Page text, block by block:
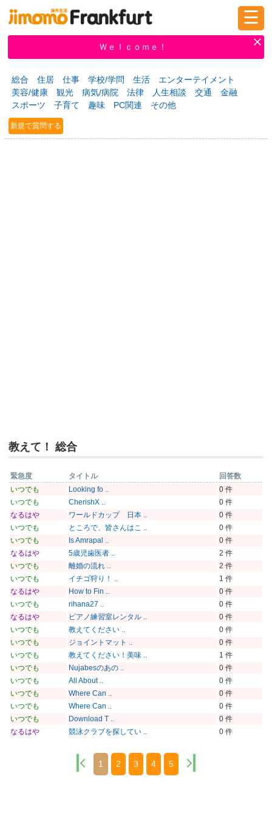
新規登録
掲示板 タウン情報 教えて！
ニュース イベント 求人
☰
Ｗｅｌｃｏｍｅ！
総合 住居 仕事 学校/学問 生活
エンターテイメント
美容/健康
観光 病気/病院 法律 人生相談 交通
金融
スポーツ
子育て 趣味 PC関連 その他
新規で質問する
教えて！ 総合
緊急度 タイトル
回答数
いつでも
Looking fo ..
0 件
いつでも
CherishX ..
0 件
なるはや
ワールドカップ 日本 ..
0 件
いつでも
ところで、皆さんはこ ..
0 件
いつでも
Is Amrapal ..
0 件
なるはや
5歳児歯医者 ..
2 件
いつでも
離婚の流れ ..
2 件
いつでも
イチゴ狩り！ ..
1 件
なるはや
How to Fin ..
0 件
いつでも
rihana27 ..
0 件
なるはや
ピアノ練習室レンタル ..
0 件
いつでも
教えてください ..
0 件
いつでも
ジョイントマット ..
0 件
いつでも
教えてください！美味 ..
1 件
いつでも
Nujabesのあの ..
0 件
いつでも
All About ..
0 件
いつでも
Where Can ..
0 件
いつでも
Where Can ..
0 件
いつでも
Download T ..
0 件
なるはや
競泳クラブを探してい .. 0 件
1 2 3 4 5